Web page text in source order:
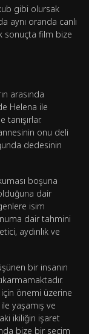
gibi olursak
aynı oranda canlı
sonuçta film bize
arasında
Helena ile
tanışırlar.
onu deli
dedesinin
boşuna
dair
isim
dair tahmini
aydınlık ve
bir insanın
önemi üzerine
yaşamış ve
ikiliğin işaret
bize bir seçim